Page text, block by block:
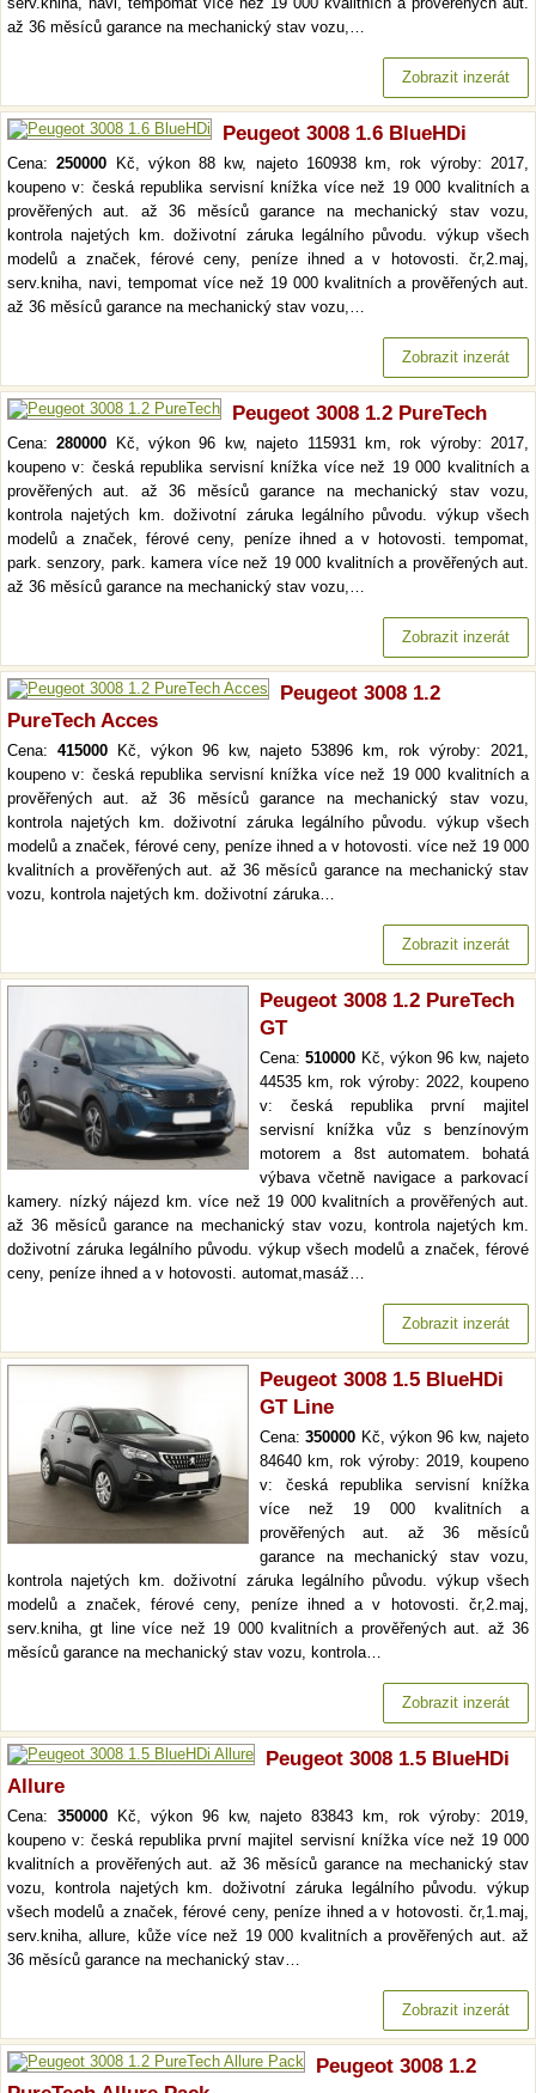
až 36 měsíců garance na mechanický stav vozu,…
Zobrazit inzerát
Peugeot 3008 1.6 BlueHDi
Cena:250000 Kč, výkon 88 kw, najeto 160938 km, rok výroby: 2017,
koupeno v: česká republika servisní knížka více než 19 000 kvalitních a
prověřených aut. až 36 měsíců garance na mechanický stav vozu,
kontrola najetých km. doživotní záruka legálního původu. výkup všech
modelů a značek, férové ceny, peníze ihned a v hotovosti. čr,2.maj,
serv.kniha, navi, tempomat více než 19 000 kvalitních a prověřených aut.
až 36 měsíců garance na mechanický stav vozu,…
Zobrazit inzerát
Peugeot 3008 1.2 PureTech
Cena:280000 Kč, výkon 96 kw, najeto 115931 km, rok výroby: 2017,
koupeno v: česká republika servisní knížka více než 19 000 kvalitních a
prověřených aut. až 36 měsíců garance na mechanický stav vozu,
kontrola najetých km. doživotní záruka legálního původu. výkup všech
modelů a značek, férové ceny, peníze ihned a v hotovosti. tempomat,
park. senzory, park. kamera více než 19 000 kvalitních a prověřených aut.
až 36 měsíců garance na mechanický stav vozu,…
Zobrazit inzerát
Peugeot 3008 1.2
PureTech Acces
Cena: 415000Kč, výkon 96 kw, najeto 53896 km, rok výroby: 2021,
koupeno v: česká republika servisní knížka více než 19 000 kvalitních a
prověřených aut. až 36 měsíců garance na mechanický stav vozu,
kontrola najetých km. doživotní záruka legálního původu. výkup všech
modelů a značek, férové ceny, peníze ihned a v hotovosti. více než 19 000
kvalitních a prověřených aut. až 36 měsíců garance na mechanický stav
vozu, kontrola najetých km. doživotní záruka…
Zobrazit inzerát
Peugeot 3008 1.2 PureTech
GT
Cena:510000 Kč, výkon 96 kw, najeto
44535 km, rok výroby: 2022, koupeno
v: česká republika první majitel
servisní knížka vůz s benzínovým
motorem a 8st automatem. bohatá
výbava včetně navigace a parkovací
kamery. nízký nájezd km. více než 19 000 kvalitních a prověřených aut.
až 36 měsíců garance na mechanický stav vozu, kontrola najetých km.
doživotní záruka legálního původu. výkup všech modelů a značek, férové
ceny, peníze ihned a v hotovosti. automat,masáž…
Zobrazit inzerát
Peugeot 3008 1.5 BlueHDi
GT Line
Cena:350000 Kč, výkon 96 kw, najeto
84640 km, rok výroby: 2019, koupeno
v: česká republika servisní knížka
více než 19 000 kvalitních a
prověřených aut. až 36 měsíců
garance na mechanický stav vozu,
kontrola najetých km. doživotní záruka legálního původu. výkup všech
modelů a značek, férové ceny, peníze ihned a v hotovosti. čr,2.maj,
serv.kniha, gt line více než 19 000 kvalitních a prověřených aut. až 36
měsíců garance na mechanický stav vozu, kontrola…
Zobrazit inzerát
Peugeot 3008 1.5 BlueHDi
Allure
Cena: 350000Kč, výkon 96 kw, najeto 83843 km, rok výroby: 2019,
koupeno v: česká republika první majitel servisní knížka více než 19 000
kvalitních a prověřených aut. až 36 měsíců garance na mechanický stav
vozu, kontrola najetých km. doživotní záruka legálního původu. výkup
všech modelů a značek, férové ceny, peníze ihned a v hotovosti. čr,1.maj,
serv.kniha, allure, kůže více než 19 000 kvalitních a prověřených aut. až
36 měsíců garance na mechanický stav…
Zobrazit inzerát
Peugeot 3008 1.2